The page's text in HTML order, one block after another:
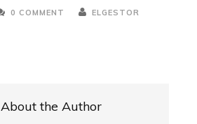
0 COMMENT ELGESTOR
About the Author